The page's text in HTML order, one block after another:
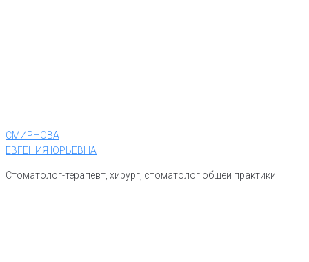
СМИРНОВА
ЕВГЕНИЯ ЮРЬЕВНА
Стоматолог-терапевт, хирург, стоматолог общей практики